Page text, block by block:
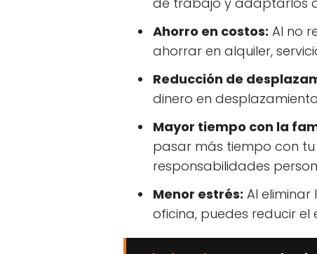
Ahorro en costos: Al no
ahorrar en alquiler,
Reducción de
dinero en
Mayor tiempo con la
pasar más tiempo con
responsabilidades
Menor estrés: Al
oficina, puedes reducir